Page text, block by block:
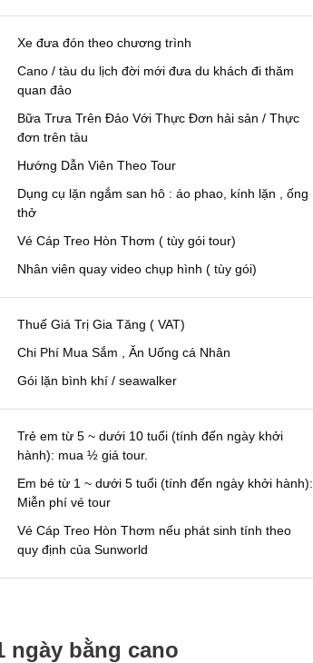
Xe đưa đón theo chương trình
Cano / tàu du lịch đời mới đưa du khách đi thăm
quan đảo
Bữa Trưa Trên Đảo Với Thực Đơn hải sản / Thực
đơn trên tàu
Hướng Dẫn Viên Theo Tour
Dụng cụ lặn ngắm san hô : áo phao, kính lặn , ống
thở
Vé Cáp Treo Hòn Thơm ( tùy gói tour)
Nhân viên quay video chụp hình ( tùy gói)
Thuế Giá Trị Gia Tăng ( VAT)
Chi Phí Mua Sắm , Ăn Uống cá Nhân
Gói lặn bình khí / seawalker
Trẻ em từ 5 ~ dưới 10 tuổi (tính đến ngày khởi
hành): mua ½ giá tour.
Em bé từ 1 ~ dưới 5 tuổi (tính đến ngày khởi hành):
Miễn phí vé tour
Vé Cáp Treo Hòn Thơm nếu phát sinh tính theo
quy định của Sunworld
ngày bằng cano